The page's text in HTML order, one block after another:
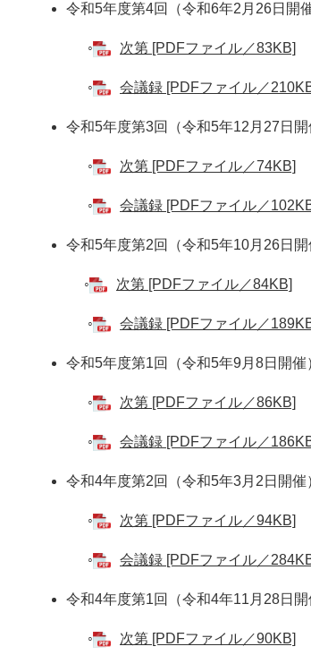
令和5年度第4回（令和6年2月26日開催
◦ 次第 [PDFファイル／83KB]
◦ 会議録 [PDFファイル／
令和5年度第3回（令和5年12月27日開
◦ 次第 [PDFファイル／74KB]
◦ 会議録 [PDFファイル／
令和5年度第2回（令和5年10月26日開
◦ 次第 [PDFファイル／84KB]
◦ 会議録 [PDFファイル／
令和5年度第1回（令和5年9月8日開催
◦ 次第 [PDFファイル／86KB]
◦ 会議録 [PDFファイル／
令和4年度第2回（令和5年3月2日開催
◦ 次第 [PDFファイル／94KB]
◦​ 会議録 [PDFファイル／
令和4年度第1回（令和4年11月28日開
◦ 次第 [PDFファイル／90KB]